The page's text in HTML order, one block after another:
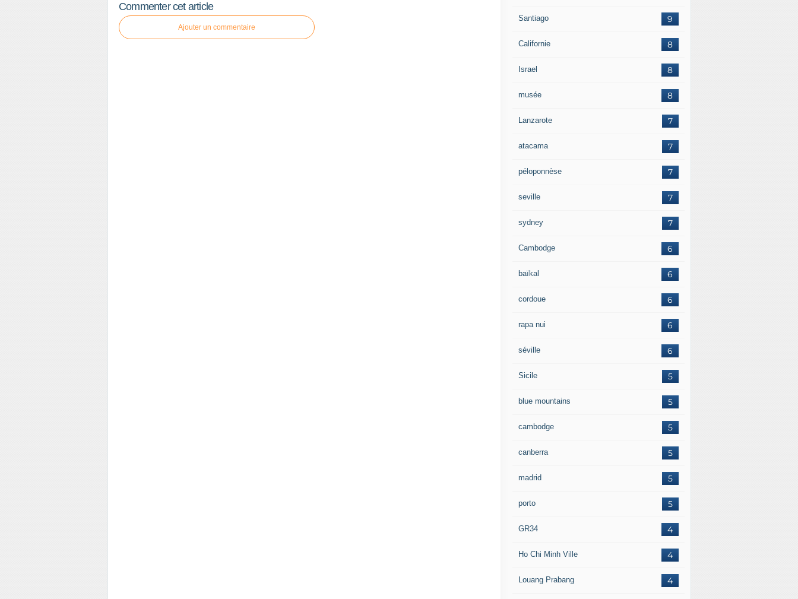
Commenter cet article
Ajouter un commentaire
9
Santiago
8
Californie
8
Israel
8
musée
7
Lanzarote
7
atacama
7
péloponnèse
7
seville
7
sydney
6
Cambodge
6
baïkal
6
cordoue
6
rapa nui
6
séville
5
Sicile
5
blue mountains
5
cambodge
5
canberra
5
madrid
5
porto
4
GR34
4
Ho Chi Minh Ville
4
Louang Prabang